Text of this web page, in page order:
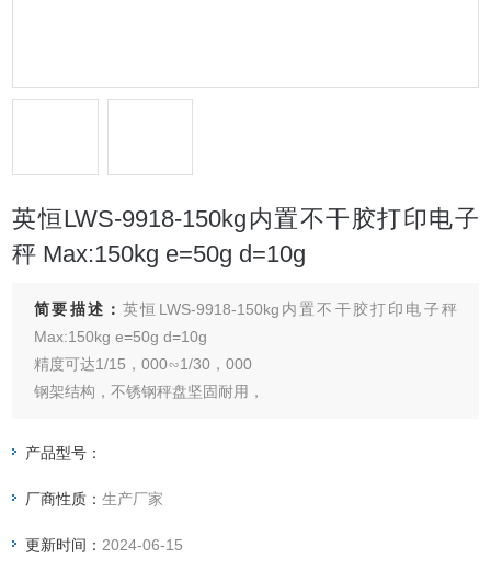
英恒LWS-9918-150kg内置不干胶打印电子
秤 Max:150kg e=50g d=10g
简要描述：英恒LWS-9918-150kg内置不干胶打印电子秤
Max:150kg e=50g d=10g
精度可达1/15，000∽1/30，000
钢架结构，不锈钢秤盘坚固耐用，
超大LCD液晶显示，荧幕具自动背光功能，
仪表内置热敏不干胶打印（56*25，56*43），可设定中，英
产品型号：
厂商性质：生产厂家
更新时间： 2024-06-15